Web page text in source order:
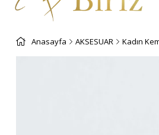
Anasayfa AKSESUAR Kadın